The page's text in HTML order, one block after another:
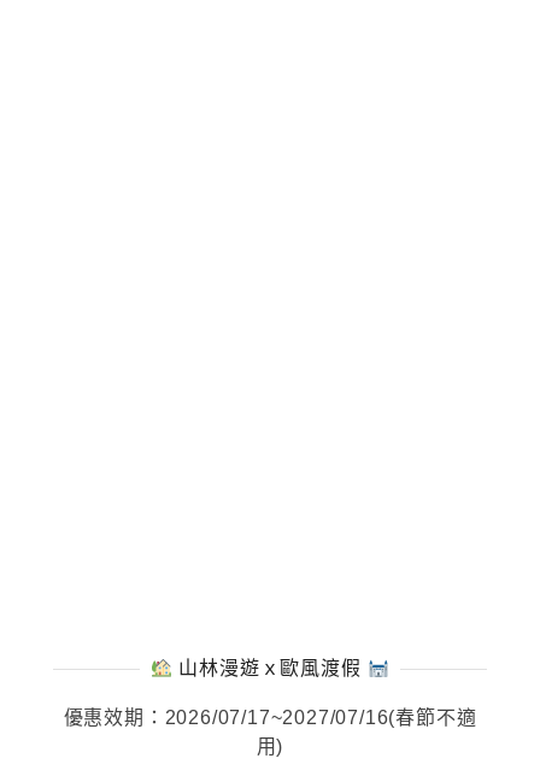
山林漫遊ｘ歐風渡假
優惠效期：2026/07/17~2027/07/16(春節不適
用)